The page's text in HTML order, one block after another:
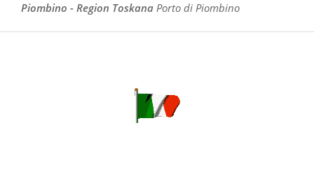
Piombino - Region Toskana Porto di Piombino